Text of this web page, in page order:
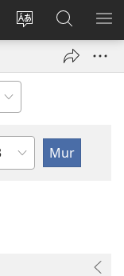
Biddel
lingwa
Illoggja
(opens
Fittex
f’JW.ORG